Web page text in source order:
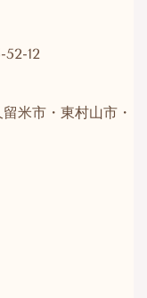
12
米市・東村山市・